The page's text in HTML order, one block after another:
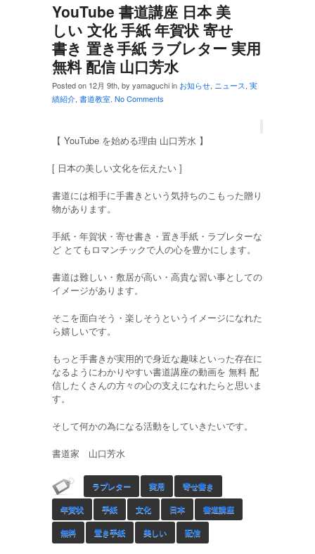
YouTube 書道講座 日本 美
しい 文化 手紙 年賀状 寄せ
書き 置き手紙 ラブレター 実用
無料 配信 山口芳水
Posted on 12月 9th, by yamaguchi in お知らせ, ニュース, 実
績紹介, 書道教室. No Comments
【 YouTube を始める理由 山口芳水 】
[ 日本の美しい文化を伝えたい ]
書道には相手に手書きという気持ちのこもった贈り
物があります。
手紙・年賀状・寄せ書き・置き手紙・ラブレターな
ど とてもロマンチックで人の心を豊かにします。
書道は難しい・敷居が高い・高貴な習い事としての
イメージがあります。
そこを面白そう・楽しそうというイメージになれた
ら嬉しいです。
もっと手書きが実用的で身近な趣味といった存在に
なるようにわかりやすい書道講座の動画を 無料 配
信したくさんの方々の心の支えになれたらと思いま
す。
そして何かの為になる活動をしていきたいです。
書道家 山口芳水
ラブレター 実用 寄せ書き
年賀状 手紙 文化 日本 書道講座
無料 置き手紙 美しい 配信